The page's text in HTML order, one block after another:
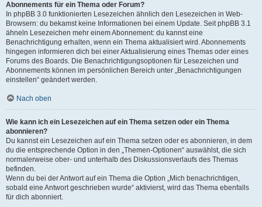
Abonnements für ein Thema oder Forum?
In phpBB 3.0 funktionierten Lesezeichen ähnlich den Lesezeichen in Web-
Browsern: du bekamst keine Informationen bei einem Update. Seit phpBB 3.1
ähneln Lesezeichen mehr einem Abonnement: du kannst eine
Benachrichtigung erhalten, wenn ein Thema aktualisiert wird. Abonnements
hingegen informieren dich bei einer Aktualisierung eines Themas oder eines
Forums des Boards. Die Benachrichtigungsoptionen für Lesezeichen und
Abonnements können im persönlichen Bereich unter „Benachrichtigungen
einstellen“ geändert werden.
Nach oben
Wie kann ich ein Lesezeichen auf ein Thema setzen oder ein Thema
abonnieren?
Du kannst ein Lesezeichen auf ein Thema setzen oder es abonnieren, in dem
du die entsprechende Option in den „Themen-Optionen“ auswählst, die sich
normalerweise ober- und unterhalb des Diskussionsverlaufs des Themas
befinden.
Wenn du bei der Antwort auf ein Thema die Option „Mich benachrichtigen,
sobald eine Antwort geschrieben wurde“ aktivierst, wird das Thema ebenfalls
für dich abonniert.